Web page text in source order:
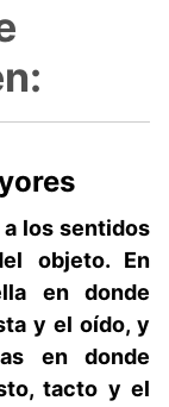
s
los sentidos
objeto. En
en donde
y el oído, y
en donde
tacto y el